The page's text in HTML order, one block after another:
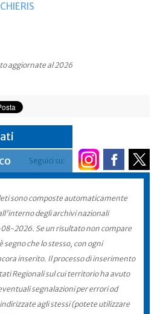
aggiornate al 2026
Seguici su:
sono composte automaticamente
degli archivi nazionali
2026. Se un risultato non compare
che lo stesso, con ogni
inserito. Il processo di inserimento
Regionali sul cui territorio ha avuto
segnalazioni per errori od
agli stessi (potete utilizzare